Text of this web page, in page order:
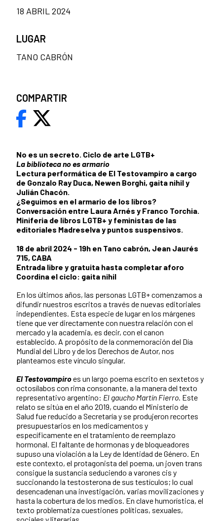
No es un secreto. Ciclo de arte LGTB+
La biblioteca no es armario
Lectura performática de El Testovampiro a cargo
de Gonzalo Ray Duca, Newen Borghi, gaita nihil y
Julián Chacón.
¿Seguimos en el armario de los libros?
Conversación entre Laura Arnés y Franco Torchia.
Miniferia de libros LGTB+ y feministas de las
editoriales Madreselva y puntos suspensivos.
18 de abril 2024 - 19h en Tano cabrón, Jean Jaurés
715, CABA
Entrada libre y gratuita hasta completar aforo
Coordina el ciclo: gaita nihil
En los últimos años, las personas LGTB+ comenzamos a
difundir nuestros escritos a través de nuevas editoriales
independientes. Esta especie de lugar en los márgenes
tiene que ver directamente con nuestra relación con el
mercado y la academia, es decir, con el canon
establecido. A propósito de la conmemoración del Día
Mundial del Libro y de los Derechos de Autor, nos
planteamos este vínculo singular.
El Testovampiroes un largo poema escrito en sextetos y
octosílabos con rima consonante, a la manera del texto
representativo argentino: El gaucho Martín Fierro . Este
relato se sitúa en el año 2019, cuando el Ministerio de
Salud fue reducido a Secretaría y se produjeron recortes
presupuestarios en los medicamentos y
específicamente en el tratamiento de reemplazo
hormonal. El faltante de hormonas y de bloqueadores
supuso una violación a la Ley de Identidad de Género. En
este contexto, el protagonista del poema, un joven trans
consigue la sustancia seduciendo a varones cis y
succionando la testosterona de sus testículos; lo cual
desencadenan una investigación, varias movilizaciones y
hasta la cobertura de los medios. En clave humorística, el
texto problematiza cuestiones políticas, sexuales,
sociales y literarias.
18 ABRIL 2024
LUGAR
TANO CABRÓN
COMPARTIR